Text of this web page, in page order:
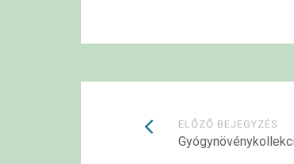
ELŐZŐ BEJEGYZÉS